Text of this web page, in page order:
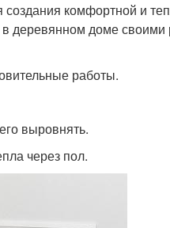
комфортной и
деревянном доме своими
работы.
выровнять.
через пол.